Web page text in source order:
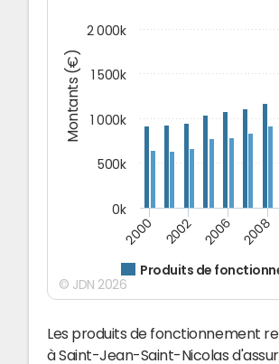
Montants (€)
Produits de
2000 2002 2006 2008
0k
500k
1 000k
1 500k
2 000k
© JDN 2026
Les produits de fonctionnement
à Saint-Jean-Saint-Nicolas